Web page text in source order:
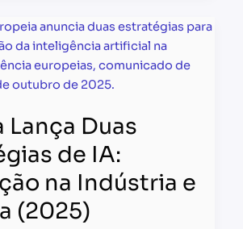
Lança Duas
de IA:
na Indústria e
(2025)